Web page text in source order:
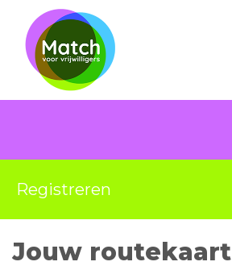
Registreren
Jouw routekaart